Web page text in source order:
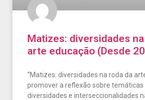
Matizes: diversidades
arte educação (Desde
“Matizes: diversidades na roda da
promover a reflexão sobre temáticas
diversidades e interseccionalidades